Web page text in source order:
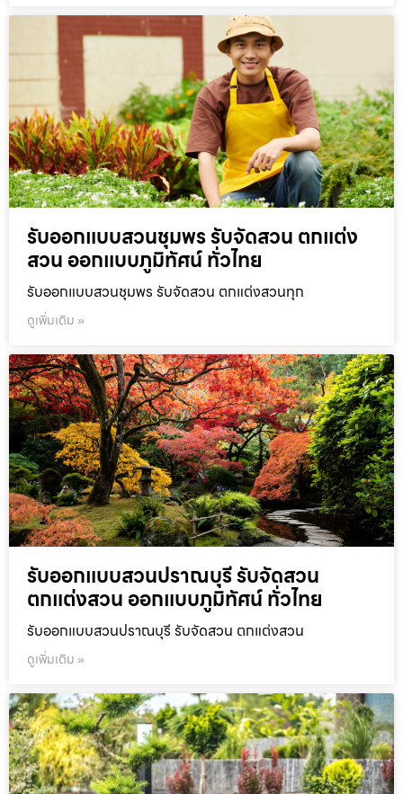
รับออกแบบสวนชุมพร รับจัดสวน ตกแต่ง
สวน ออกแบบภูมิทัศน์ ทั่วไทย
รับออกแบบสวนชุมพร รับจัดสวน ตกแต่งสวนทุก
ดูเพิ่มเติม »
รับออกแบบสวนปราณบุรี รับจัดสวน
ตกแต่งสวน ออกแบบภูมิทัศน์ ทั่วไทย
รับออกแบบสวนปราณบุรี รับจัดสวน ตกแต่งสวน
ดูเพิ่มเติม »